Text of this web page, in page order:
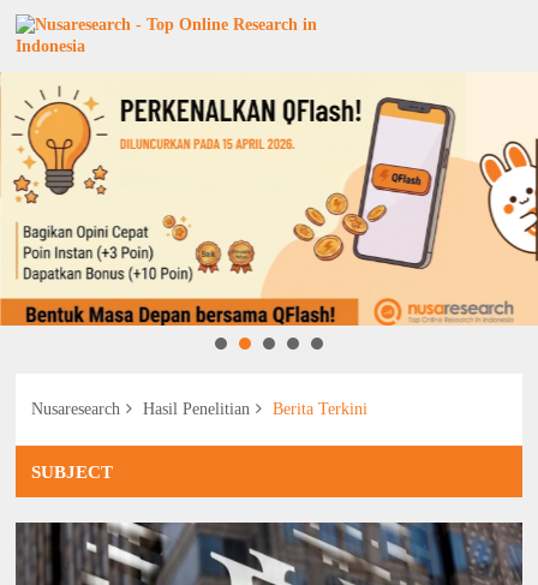
Nusaresearch Hasil Penelitian Berita Terkini
SUBJECT